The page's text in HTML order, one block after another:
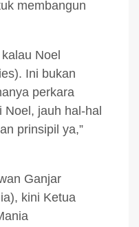
membangun
Noel
Ini bukan
perkara
jauh hal-hal
prinsipil ya,”
Ganjar
kini Ketua